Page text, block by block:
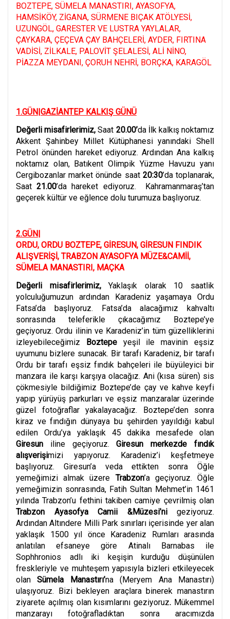
BOZTEPE, SÜMELA MANASTIRI, AYASOFYA,
HAMSİKÖY, ZİGANA, SÜRMENE BIÇAK ATÖLYESİ,
UZUNGÖL, GARESTER VE LUSTRA YAYLALAR,
ÇAYKARA, ÇEÇEVA ÇAY BAHÇELERİ, AYDER, FIRTINA
VADİSİ, ZİLKALE, PALOVİT ŞELALESİ, ALİ NİNO,
PİAZZA MEYDANI, ÇORUH NEHRİ, BORÇKA, KARAGÖL
1.GÜN|GAZİANTEP KALKIŞ GÜNÜ
Değerli misafirlerimiz,Saat 20.00’da İlk kalkış noktamız
Akkent Şahinbey Millet Kütüphanesi yanındaki Shell
Petrol önünden hareket ediyoruz. Ardından Ana kalkış
noktamız olan, Batıkent Olimpik Yüzme Havuzu yanı
Cergibozanlar market önünde saat 20:30’da toplanarak,
Saat21.00’da hareket ediyoruz. Kahramanmaraş’tan
geçerek kültür ve eğlence dolu turumuza başlıyoruz.
2.GÜN|
ORDU, ORDU BOZTEPE, GİRESUN, GİRESUN FINDIK
ALIŞVERİŞİ, TRABZON AYASOFYA MÜZE&CAMİİ,
SÜMELA MANASTIRI, MAÇKA
Değerli misafirlerimiz,Yaklaşık olarak 10 saatlik
yolculuğumuzun ardından Karadeniz yaşamaya Ordu
Fatsa’da başlıyoruz. Fatsa’da alacağımız kahvaltı
sonrasında teleferikle çıkacağımız Boztepe’ye
geçiyoruz. Ordu ilinin ve Karadeniz’in tüm güzelliklerini
izleyebileceğimiz Boztepe yeşil ile mavinin eşsiz
uyumunu bizlere sunacak. Bir tarafı Karadeniz, bir tarafı
Ordu bir tarafı eşsiz fındık bahçeleri ile büyüleyici bir
manzara ile karşı karşıya olacağız. Ani (kısa süren) sis
çökmesiyle bildiğimiz Boztepe’de çay ve kahve keyfi
yapıp yürüyüş parkurları ve eşsiz manzaralar üzerinde
güzel fotoğraflar yakalayacağız. Boztepe’den sonra
kiraz ve fındığın dünyaya bu şehirden yayıldığı kabul
edilen Ordu’ya yaklaşık 45 dakika mesafede olan
Giresun iline geçiyoruz.Giresun merkezde fındık
alışverişimizi yapıyoruz. Karadeniz’i keşfetmeye
başlıyoruz. Giresun’a veda ettikten sonra Öğle
yemeğimizi almak üzere Trabzon’a geçiyoruz. Öğle
yemeğimizin sonrasında, Fatih Sultan Mehmet’in 1461
yılında Trabzon’u fethini takiben camiye çevrilmiş olan
Trabzon Ayasofya Camii &Müzesi’nigeziyoruz.
Ardından Altındere Milli Park sınırları içerisinde yer alan
yaklaşık 1500 yıl önce Karadeniz Rumları arasında
anlatılan efsaneye göre Atinalı Barnabas ile
Sophhronios adlı iki keşişin kurduğu düşünülen
freskleriyle ve muhteşem yapısıyla bizleri etkileyecek
olanSümela Manastırı’na (Meryem Ana Manastırı)
ulaşıyoruz. Bizi bekleyen araçlara binerek manastırın
ziyarete açılmış olan kısımlarını geziyoruz. Mükemmel
manzarayı fotoğrafladıktan sonra aracımızda